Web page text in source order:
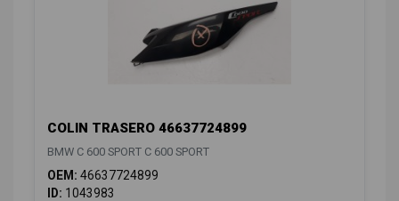
COLIN TRASERO 46637724899
BMW C 600 SPORT C 600 SPORT
OEM: 46637724899
ID: 1043983